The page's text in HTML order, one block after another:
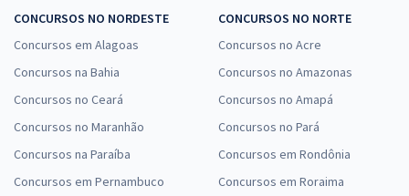
CONCURSOS NO NORDESTE
Concursos em Alagoas
Concursos na Bahia
Concursos no Ceará
Concursos no Maranhão
Concursos na Paraíba
Concursos em Pernambuco
CONCURSOS NO NORTE
Concursos no Acre
Concursos no Amazonas
Concursos no Amapá
Concursos no Pará
Concursos em Rondônia
Concursos em Roraima